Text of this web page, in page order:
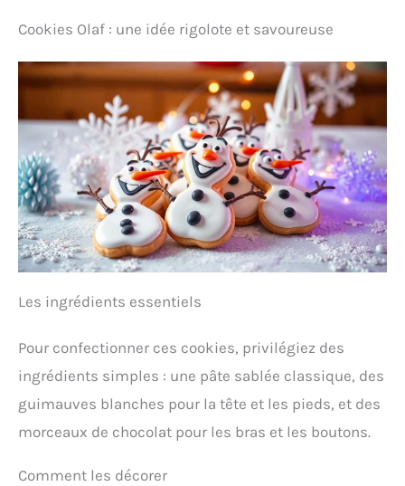
Cookies Olaf : une idée rigolote et savoureuse
Les ingrédients essentiels
Pour confectionner ces cookies, privilégiez des
ingrédients simples : une pâte sablée classique, des
guimauves blanches pour la tête et les pieds, et des
morceaux de chocolat pour les bras et les boutons.
Comment les décorer